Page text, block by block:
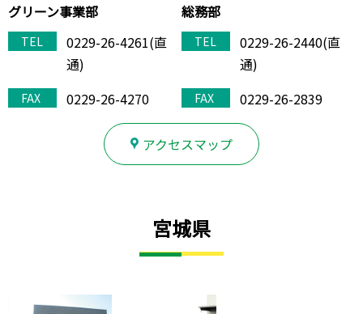
グリーン事業部
TEL
0229-26-4261(直
通)
FAX 0229-26-4270
総務部
TEL
0229-26-2440(直
通)
FAX 0229-26-2839
アクセスマップ
宮城県